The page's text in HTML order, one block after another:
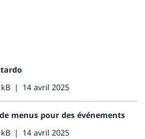
14 avril 2025
menus pour des événements
14 avril 2025